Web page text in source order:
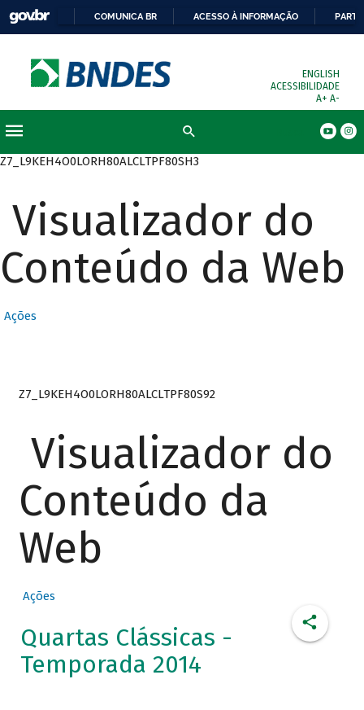
COMUNICA BR ACESSO À INFORMAÇÃO
ENGLISH
ACESSIBILIDADE
A+ A-
Z7_L9KEH4O0LORH80ALCLTPF80SH3
Visualizador do
Conteúdo da Web
Ações
Z7_L9KEH4O0LORH80ALCLTPF80S92
Visualizador do
Conteúdo da
Web
Ações
Quartas Clássicas -
Temporada 2014